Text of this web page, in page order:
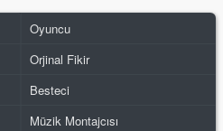
Oyuncu
Orjinal Fikir
Besteci
Müzik Montajcısı